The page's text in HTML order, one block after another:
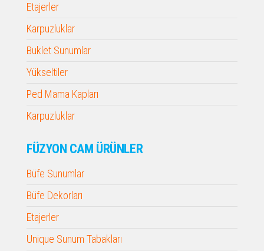
Etajerler
Karpuzluklar
Buklet Sunumlar
Yükseltiler
Ped Mama Kapları
Karpuzluklar
FÜZYON CAM ÜRÜNLER
Büfe Sunumlar
Büfe Dekorları
Etajerler
Unique Sunum Tabakları